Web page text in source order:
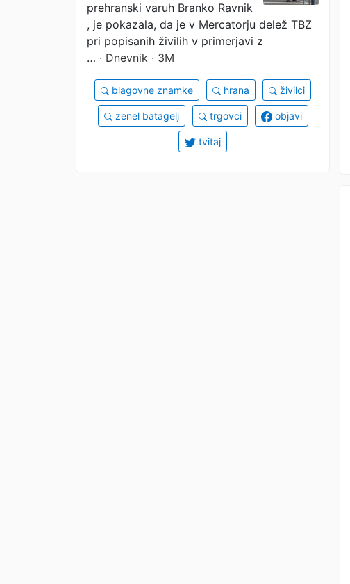
prehranski varuh Branko Ravnik
, je pokazala, da je v Mercatorju delež TBZ
pri popisanih živilih v primerjavi z
… · Dnevnik · 3M
blagovne znamke hrana živilci
zenel batagelj trgovci objavi
tvitaj